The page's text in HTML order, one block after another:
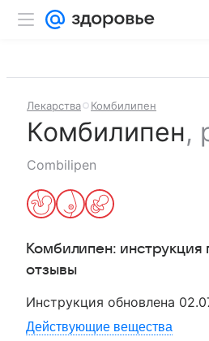
Лекарства Комбилипен
Комбилипен,
Combilipen
Комбилипен:
отзывы
Инструкция обновлена
Действующие вещества